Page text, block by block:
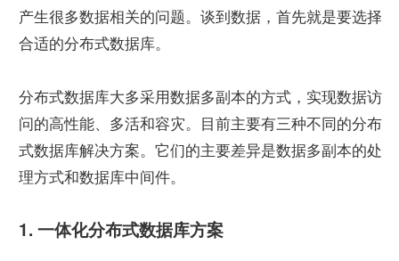
产生很多数据相关的问题。谈到数据，首先就是要选择
合适的分布式数据库。
分布式数据库大多采用数据多副本的方式，实现数据访
问的高性能、多活和容灾。目前主要有三种不同的分布
式数据库解决方案。它们的主要差异是数据多副本的处
理方式和数据库中间件。
1. 一体化分布式数据库方案